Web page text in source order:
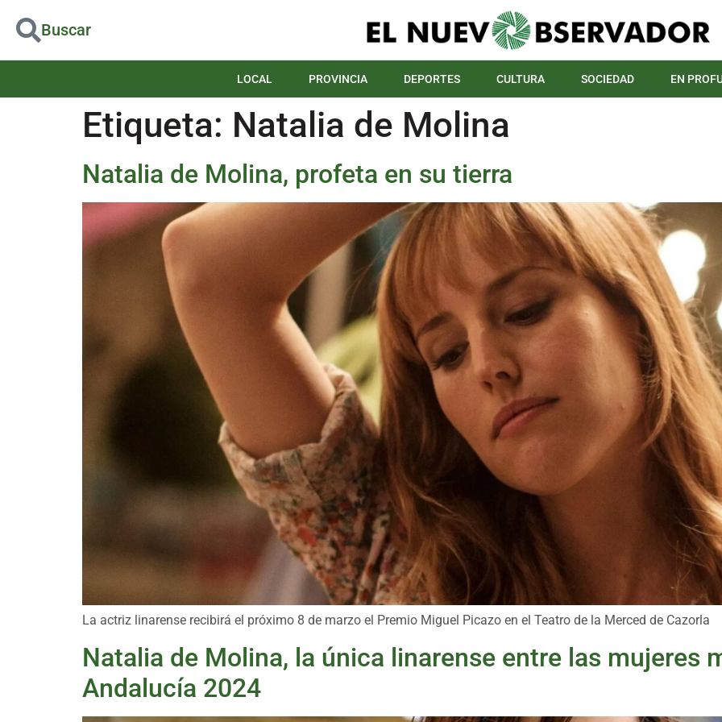
Buscar
LOCAL PROVINCIA DEPORTES CULTURA SOCIEDAD EN
Etiqueta: Natalia de Molina
Natalia de Molina, profeta en su tierra
La actriz linarense recibirá el próximo 8 de marzo el Premio Miguel Picazo en el Teatro de la Merced de Cazorla
Natalia de Molina, la única linarense entre las mujeres
Andalucía 2024